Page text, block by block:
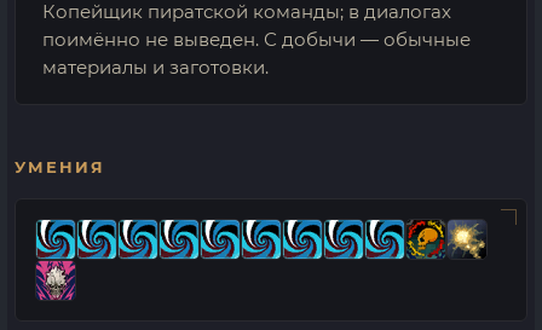
Копейщик пиратской команды; в диалогах
поимённо не выведен. С добычи — обычные
материалы и заготовки.
УМЕНИЯ